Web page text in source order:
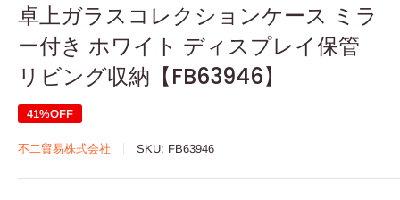
卓上ガラスコレクションケース ミラ
ー付き ホワイト ディスプレイ保管
リビング収納【FB63946】
41%OFF
不二貿易株式会社 SKU: FB63946